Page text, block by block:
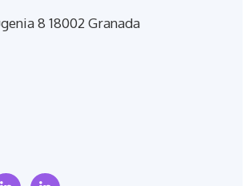
8 18002 Granada